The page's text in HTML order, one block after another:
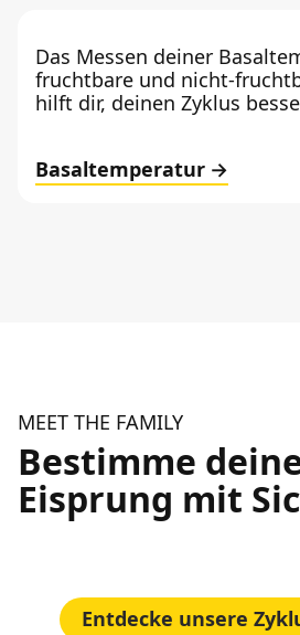
Das Messen deiner
fruchtbare und nicht-
hilft dir, deinen Zyklus
Basaltemperatur
MEET THE FAMILY
Bestimme
Eisprung mit
Entdecke unsere